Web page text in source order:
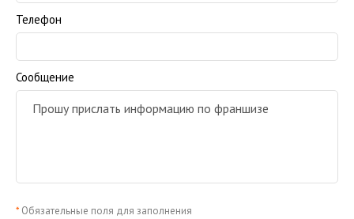
Телефон
Сообщение
* Обязательные поля для заполнения